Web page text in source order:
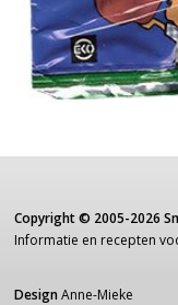
Copyright © 2005-2026
Informatie en recepten
Design Anne-Mieke